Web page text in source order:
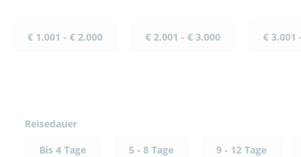
€ 1.001 - € 2.000 € 2.001 - € 3.000
€ 3.001
Reisedauer
Bis 4 Tage
5 - 8 Tage
9 - 12 Tage